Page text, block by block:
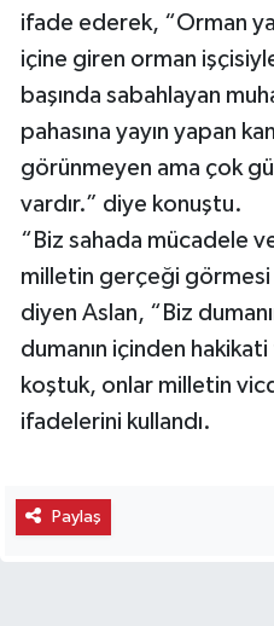
ifade ederek, “Orman
içine giren orman
başında sabahlayan
pahasına yayın yapan
görünmeyen ama çok
vardır.” diye konuştu.
“Biz sahada mücadele
milletin gerçeği
diyen Aslan, “Biz
dumanın içinden hakikati
koştuk, onlar milletin
ifadelerini kullandı.
Paylaş